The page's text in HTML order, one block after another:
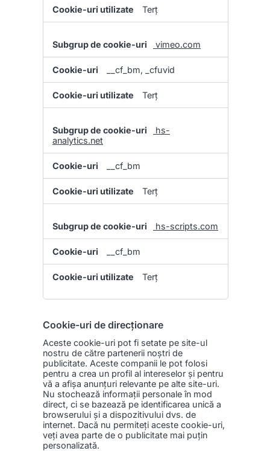
Terț
vimeo.com
__cf_bm, _cfuvid
Terț
hs-
analytics.net
__cf_bm
Terț
hs-scripts.com
__cf_bm
Terț
Cookie-uri de direcționare
Aceste cookie-uri pot fi setate pe site-ul
nostru de către partenerii noștri de
publicitate. Aceste companii le pot folosi
pentru a crea un profil al intereselor și pentru
vă a afișa anunțuri relevante pe alte site-uri.
Nu stochează informații personale în mod
direct, ci se bazează pe identificarea unică a
browserului și a dispozitivului dvs. de
internet. Dacă nu permiteți aceste cookie-uri,
veți avea parte de o publicitate mai puțin
personalizată.